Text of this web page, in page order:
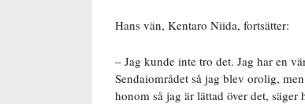
Hans vän, Kentaro Niida, fortsätter:
– Jag kunde inte tro det. Jag har en
Sendaiområdet så jag blev orolig,
honom så jag är lättad över det, säger